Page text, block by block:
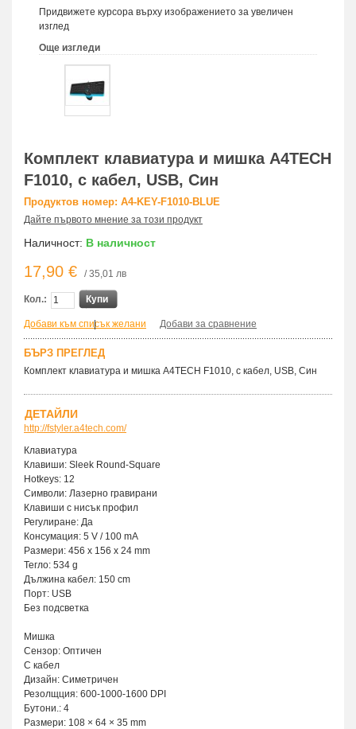
Придвижете курсора върху изображението за увеличен
изглед
Още изгледи
Комплект клавиатура и мишка A4TECH
F1010, с кабел, USB, Син
Продуктов номер: A4-KEY-F1010-BLUE
Дайте първото мнение за този продукт
Наличност: В наличност
17,90 € / 35,01 лв
Кол.: Купи
Добави към списък желани
| Добави за сравнение
БЪРЗ ПРЕГЛЕД
Комплект клавиатура и мишка A4TECH F1010, с кабел, USB, Син
ДЕТАЙЛИ
http://fstyler.a4tech.com/
Клавиатура
Клавиши: Sleek Round-Square
Hotkeys: 12
Символи: Лазерно гравирани
Клавиши с нисък профил
Регулиране: Да
Консумация: 5 V / 100 mA
Размери: 456 x 156 x 24 mm
Тегло: 534 g
Дължина кабел: 150 cm
Порт: USB
Без подсветка
Мишка
Сензор: Оптичен
С кабел
Дизайн: Симетричен
Резолщция: 600-1000-1600 DPI
Бутони.: 4
Размери: 108 × 64 × 35 mm